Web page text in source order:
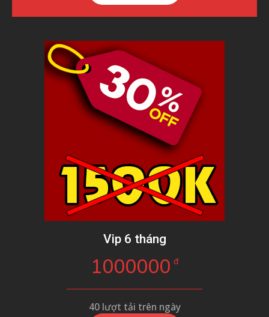
Vip 6 tháng
1000000 đ
40 lượt tải trên ngày